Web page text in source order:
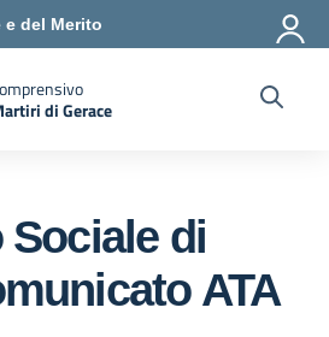
del Merito
di Gerace
di
ATA